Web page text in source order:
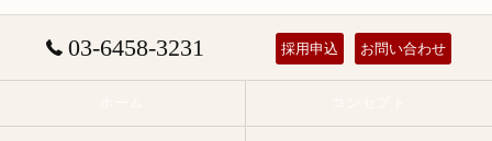
03-6458-3231 採用申込 お問い合わせ